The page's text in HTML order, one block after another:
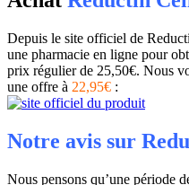
Depuis le site officiel de
une pharmacie en ligne pour
prix régulier de 25,50€. Nous
une offre à 22,95€ :
Notre avis sur
Nous pensons qu’une période